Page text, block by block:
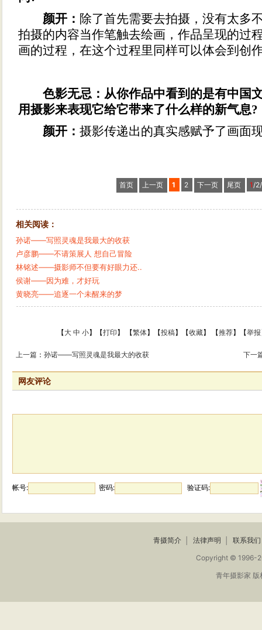
颜开： 除了首先需要去拍摄，没有太多
拍摄的内容当作笔触去绘画，作品呈现的过
画的过程，在这个过程里同样可以体会到创
色影无忌：从你作品中看到的是有中国
用摄影来表现它给它带来了什么样的新气息?
颜开： 摄影传递出的真实感赋予了画面
首页 上一页 1 2 下一页 尾页 1/
相关阅读：
孙诺——写照灵魂是我最大的收获
卢彦鹏——不请策展人 想自己冒险
林铭述——摄影师不但要有好眼力还..
侯谢——因为难，才好玩
黄晓亮——追逐一个未醒来的梦
【大 中 小】【打印】 【繁体】【投稿】【收藏】 【推荐】【举报
上一篇 ：孙诺——写照灵魂是我最大的收获 下一
网友评论
帐号: 密码: 验证码:
青摄简介 法律声明 联系我们
Copyright © 1996-
青年摄影家